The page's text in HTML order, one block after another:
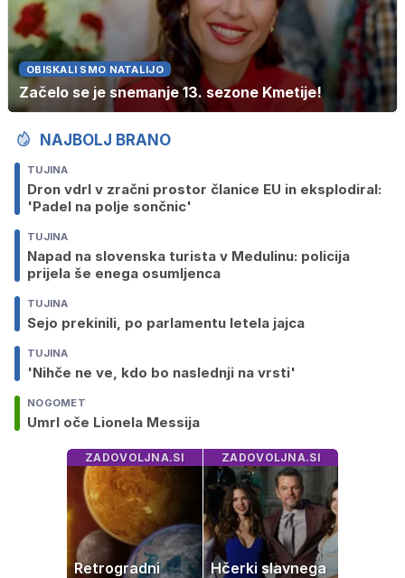
OBISKALI SMO NATALIJO
Začelo se je snemanje 13. sezone Kmetije!
NAJBOLJ BRANO
TUJINA
Dron vdrl v zračni prostor članice EU in eksplodiral:
'Padel na polje sončnic'
TUJINA
Napad na slovenska turista v Medulinu: policija
prijela še enega osumljenca
TUJINA
Sejo prekinili, po parlamentu letela jajca
TUJINA
'Nihče ne ve, kdo bo naslednji na vrsti'
NOGOMET
Umrl oče Lionela Messija
ZADOVOLJNA.SI
Retrogradni
ZADOVOLJNA.SI
Hčerki slavnega